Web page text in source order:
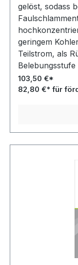
gelöst, sodass
geringem
Teilstrom, als
erheblichen
Hauptstroms
103,50 €*
82,80 €* für